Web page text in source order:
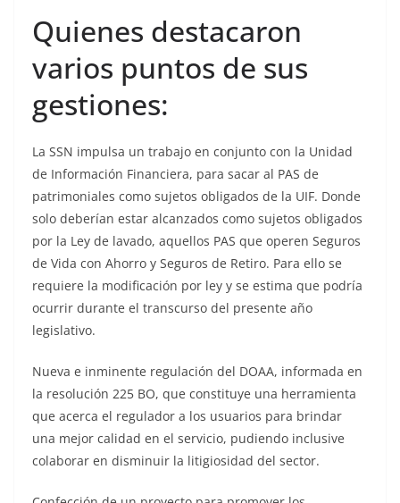
Quienes destacaron
varios puntos de sus
gestiones:
La SSN impulsa un trabajo en conjunto con la Unidad
de Información Financiera, para sacar al PAS de
patrimoniales como sujetos obligados de la UIF. Donde
solo deberían estar alcanzados como sujetos obligados
por la Ley de lavado, aquellos PAS que operen Seguros
de Vida con Ahorro y Seguros de Retiro. Para ello se
requiere la modificación por ley y se estima que podría
ocurrir durante el transcurso del presente año
legislativo.
Nueva e inminente regulación del DOAA, informada en
la resolución 225 BO, que constituye una herramienta
que acerca el regulador a los usuarios para brindar
una mejor calidad en el servicio, pudiendo inclusive
colaborar en disminuir la litigiosidad del sector.